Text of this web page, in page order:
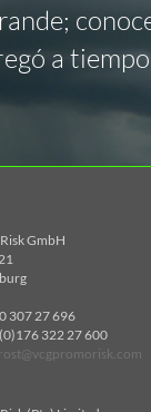
a
GmbH
307 27 696
322 27 600